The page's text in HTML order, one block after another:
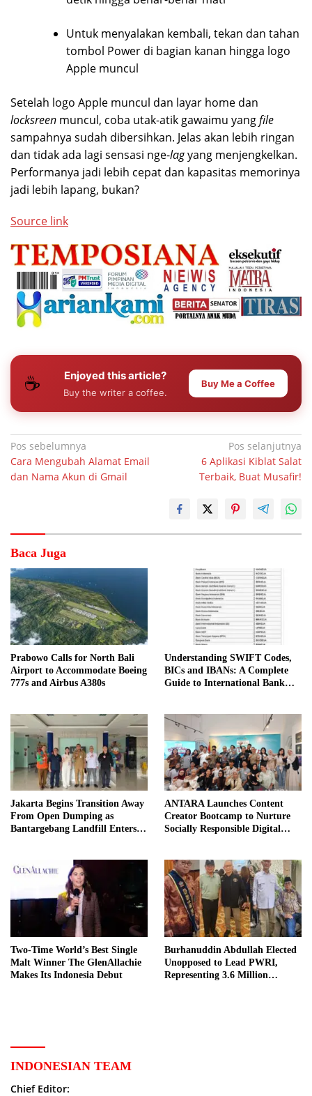
Untuk menyalakan kembali, tekan dan tahan
tombol Power di bagian kanan hingga logo
Apple muncul
Setelah logo Apple muncul dan layar home dan
locksreen muncul, coba utak-atik gawaimu yangfile
sampahnya sudah dibersihkan. Jelas akan lebih ringan
dan tidak ada lagi sensasi nge-lagyang menjengkelkan.
Performanya jadi lebih cepat dan kapasitas memorinya
jadi lebih lapang, bukan?
Source link
☕ Enjoyed this article?
Buy the writer a coffee.
Buy Me a Coffee
Navigasi
pos
Pos sebelumnya
Cara Mengubah Alamat Email
dan Nama Akun di Gmail
Pos selanjutnya
6 Aplikasi Kiblat Salat
Terbaik, Buat Musafir!
Baca Juga
Prabowo Calls for North Bali
Airport to Accommodate Boeing
777s and Airbus A380s
Understanding SWIFT Codes,
BICs and IBANs: A Complete
Guide to International Bank
Jakarta Begins Transition Away
From Open Dumping as
Bantargebang Landfill Enters
ANTARA Launches Content
Creator Bootcamp to Nurture
Socially Responsible Digital
Two-Time World’s Best Single
Malt Winner The GlenAllachie
Makes Its Indonesia Debut
Burhanuddin Abdullah Elected
Unopposed to Lead PWRI,
Representing 3.6 Million
INDONESIAN TEAM
Chief Editor: